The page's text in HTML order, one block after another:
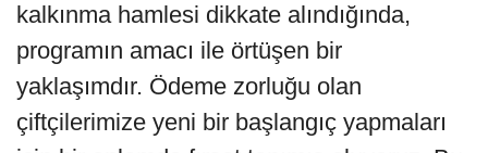
kalkınma hamlesi dikkate alındığında,
programın amacı ile örtüşen bir
yaklaşımdır. Ödeme zorluğu olan
çiftçilerimize yeni bir başlangıç yapmaları